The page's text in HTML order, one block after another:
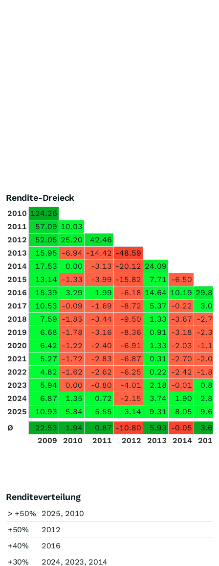
Rendite-Dreieck
2010 124.26
2011
57.09 10.03
2012
52.05 25.20
42.46
2013
15.95 -6.94 -14.42 -48.59
2014
17.53 0.00 -3.13 -20.12 24.09
2015
13.14 -1.33 -3.99 -15.82 7.71 -6.50
2016
15.39 3.29 1.99 -6.18 14.64 10.19 29.86
2017
10.53 -0.09 -1.69 -8.72 5.37 -0.22
3.08
2018
7.59 -1.85 -3.44 -9.50 1.33 -3.67 -2.71
2019
6.68 -1.78 -3.16 -8.36 0.91 -3.18 -2.33
2020
6.42 -1.22 -2.40 -6.91 1.33 -2.03 -1.11
2021
5.27 -1.72 -2.83 -6.87 0.31 -2.70 -2.05
2022
4.82 -1.62 -2.62 -6.25 0.22 -2.42 -1.83
2023
5.94 0.00 -0.80 -4.01 2.18 -0.01
0.84
2024
6.87 1.35 0.72 -2.15 3.74 1.90
2.88
2025
10.93 5.84 5.55 3.14 9.31 8.05
9.63
Ø
22.53 1.94 0.87 -10.80 5.93 -0.05
3.63
2009
2010 2011 2012 2013 2014 2015
Renditeverteilung
> +50%
2025, 2010
+50%
2012
+40%
2016
+30%
2024, 2023, 2014